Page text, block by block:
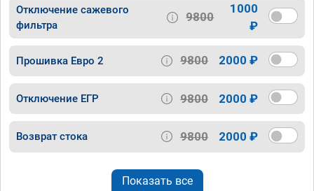
Отключение сажевого
фильтра
9800
1000
₽
Прошивка Евро 2 9800 2000 ₽
Отключение ЕГР 9800 2000 ₽
Возврат стока 9800 2000 ₽
Показать все